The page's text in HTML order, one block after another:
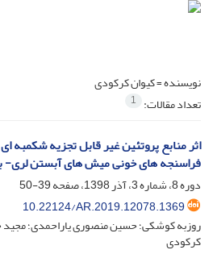
نویسنده =کیوان کرکودی
تعداد مقالات: 1
اثر منابع پروتئین غیر قابل تجزیه شکمبه
فراسنجه های خونی میش های آبستن لری-
دوره 8، شماره 3، آذر 1398، صفحه
39-50
10.22124/AR.2019.12078.1369
روزبه کوشکی؛ حسین منصوری یاراحمدی؛ مجید
کرکودی